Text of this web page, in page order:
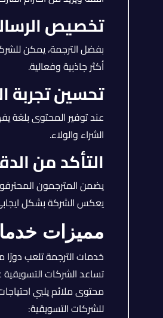
تخصيص
بفضل الترجمة، يمكن
أكثر جاذبية وفعالية.
تحسين تجربة
عند توفير المحتوى بلغة
الشراء والولاء.
التأكد من
يضمن المترجمون
يعكس الشركة بشكل
مميزات
خدمات الترجمة تلعب
تساعد الشركات
محتوى ملائم يلبي
للشركات التسويقية: